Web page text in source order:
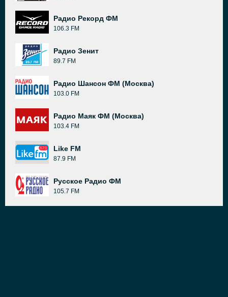
Радио Рекорд ФМ
106.3 FM
Радио Зенит
89.7 FM
Радио Шансон ФМ (Москва)
103.0 FM
Радио Маяк ФМ (Москва)
103.4 FM
Like FM
87.9 FM
Русское Радио ФМ
105.7 FM